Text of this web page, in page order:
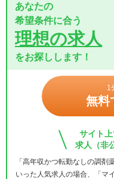
あなたの
希望条件に合う
理想の求人
をお探しします！
1
無料
サイト
求人（非
「高年収かつ転勤なしの調剤
いった人気求人の場合、「マ